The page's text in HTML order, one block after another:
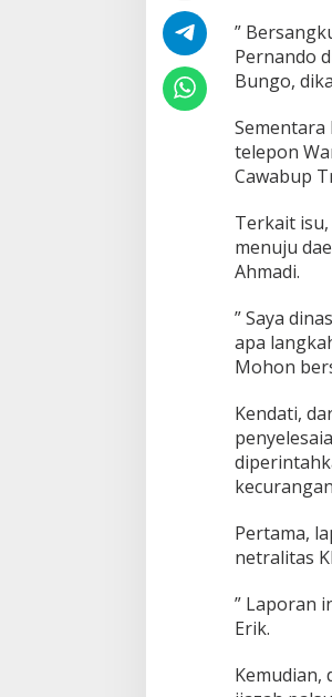
”
Pernando
Bungo,
Sementara
telepon
Cawabup
Terkait
menuju
Ahmadi.
” Saya
apa
Mohon
Kendati,
Pertama,
netralitas
” Laporan
Erik.
Kemudian,